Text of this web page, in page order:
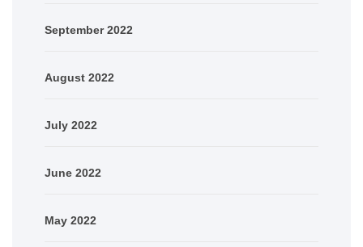
September 2022
August 2022
July 2022
June 2022
May 2022